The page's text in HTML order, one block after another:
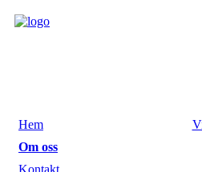
Hem
Om oss
Kontakt